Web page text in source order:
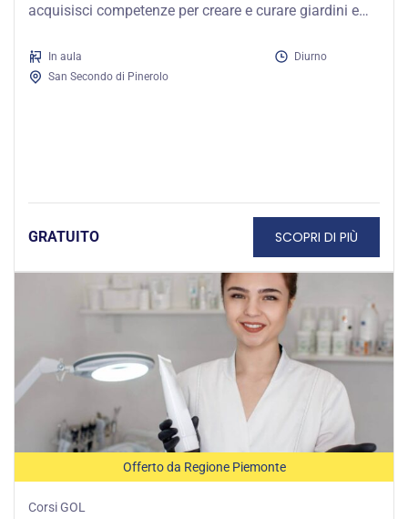
acquisisci competenze per creare e curare giardini e
In aula
Diurno
San Secondo di Pinerolo
GRATUITO SCOPRI DI PIÙ
Offerto da Regione Piemonte
Corsi GOL